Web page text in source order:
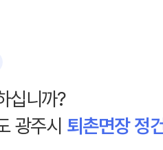
십니까?
광주시 퇴촌면장 정